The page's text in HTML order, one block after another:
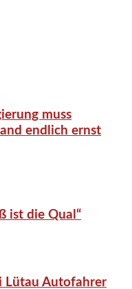
muss
endlich ernst
ist die Qual“
Lütau Autofahrer